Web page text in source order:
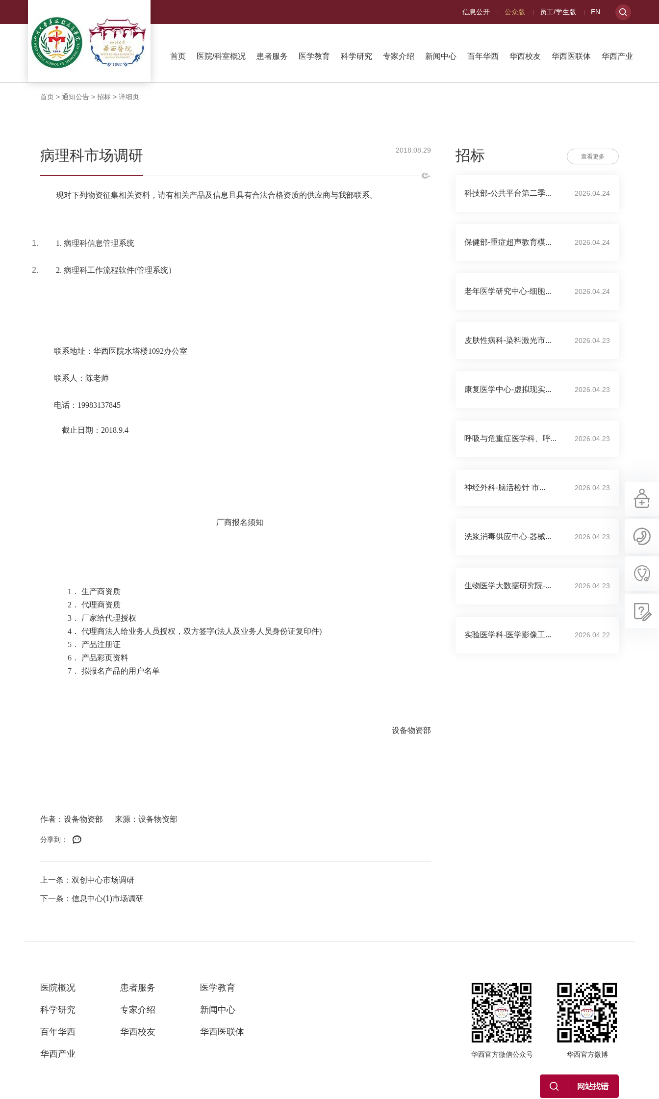
信息公开 公众版 员工/学生版 EN
首页 医院/科室概况 患者服务 医学教育 科学研究 专家介绍 新闻中心 百年华西 华西校友 华西医联体 华西产业
首页 > 通知公告 > 招标 > 详细页
病理科市场调研 2018.08.29
现对下列物资征集相关资料，请有相关产品及信息且具有合法合格资质的供应商与我部联系。
1. 病理科信息管理系统
2. 病理科工作流程软件(管理系统）
联系地址：华西医院水塔楼1092办公室
联系人：陈老师
电话：19983137845
截止日期：2018.9.4
厂商报名须知
1 ． 生产商资质
2 ． 代理商资质
3 ． 厂家给代理授权
4 ． 代理商法人给业务人员授权，双方签字(法人及业务人员身份证复印件)
5 ． 产品注册证
6 ． 产品彩页资料
7 ． 拟报名产品的用户名单
设备物资部
作者：设备物资部 来源：设备物资部
分享到：
上一条：双创中心市场调研
下一条：信息中心(1)市场调研
招标 查看更多
科技部-公共平台第二季... 2026.04.24
保健部-重症超声教育模... 2026.04.24
老年医学研究中心-细胞... 2026.04.24
皮肤性病科-染料激光市... 2026.04.23
康复医学中心-虚拟现实... 2026.04.23
呼吸与危重症医学科、呼... 2026.04.23
神经外科-脑活检针 市... 2026.04.23
洗浆消毒供应中心-器械... 2026.04.23
生物医学大数据研究院-... 2026.04.23
实验医学科-医学影像工... 2026.04.22
医院概况 患者服务 医学教育
科学研究 专家介绍 新闻中心
百年华西 华西校友 华西医联体
华西产业 华西官方微信公众号 华西官方微博